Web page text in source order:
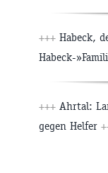
+++ Habeck,
Habeck-
+++ Ahrtal:
gegen Helfer